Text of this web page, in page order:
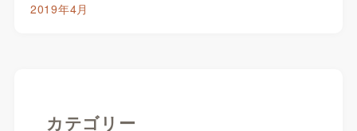
2019年4月
カテゴリー